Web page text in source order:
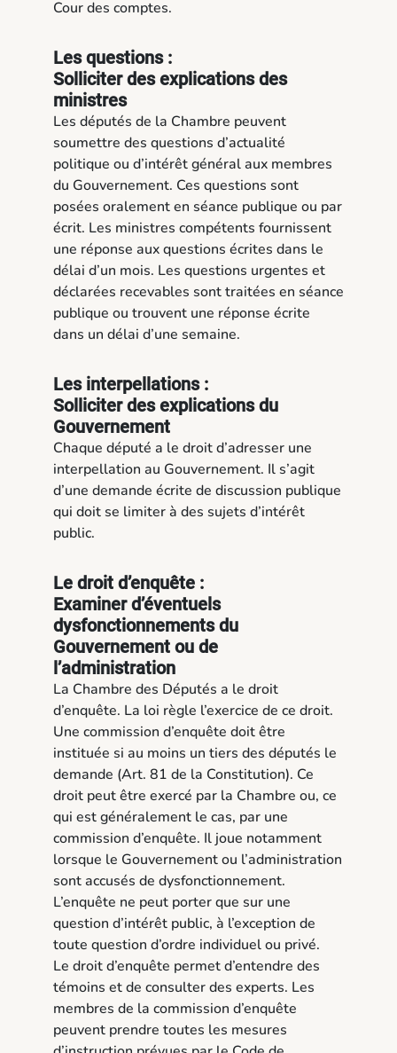
Cour des comptes.
Les questions :
Solliciter des explications des
ministres
Les députés de la Chambre peuvent
soumettre des questions d’actualité
politique ou d’intérêt général aux membres
du Gouvernement. Ces questions sont
posées oralement en séance publique ou par
écrit. Les ministres compétents fournissent
une réponse aux questions écrites dans le
délai d’un mois. Les questions urgentes et
déclarées recevables sont traitées en séance
publique ou trouvent une réponse écrite
dans un délai d’une semaine.
Les interpellations :
Solliciter des explications du
Gouvernement
Chaque député a le droit d’adresser une
interpellation au Gouvernement. Il s’agit
d’une demande écrite de discussion publique
qui doit se limiter à des sujets d’intérêt
public.
Le droit d’enquête :
Examiner d’éventuels
dysfonctionnements du
Gouvernement ou de
l’administration
La Chambre des Députés a le droit
d’enquête. La loi règle l’exercice de ce droit.
Une commission d’enquête doit être
instituée si au moins un tiers des députés le
demande (Art. 81 de la Constitution). Ce
droit peut être exercé par la Chambre ou, ce
qui est généralement le cas, par une
commission d’enquête. Il joue notamment
lorsque le Gouvernement ou l’administration
sont accusés de dysfonctionnement.
L’enquête ne peut porter que sur une
question d’intérêt public, à l’exception de
toute question d’ordre individuel ou privé.
Le droit d’enquête permet d’entendre des
témoins et de consulter des experts. Les
membres de la commission d’enquête
peuvent prendre toutes les mesures